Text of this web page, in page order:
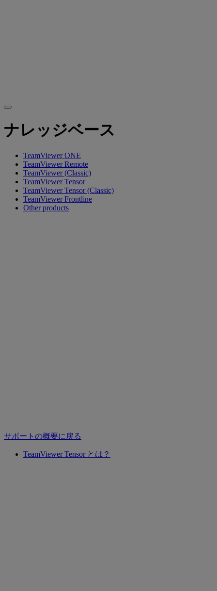
ナレッジベース
TeamViewer ONE
TeamViewer Remote
TeamViewer (Classic)
TeamViewer Tensor
TeamViewer Tensor (Classic)
TeamViewer Frontline
Other products
サポートの概要に戻る
TeamViewer Tensor とは？